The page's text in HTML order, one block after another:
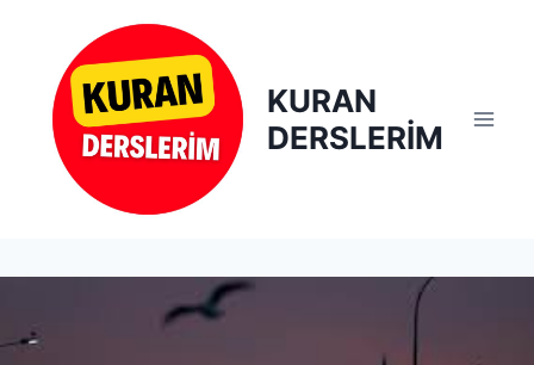
content
KURAN
DERSLERİM